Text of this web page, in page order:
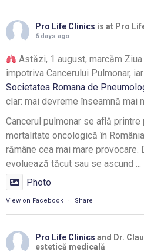
Pro Life Clinics is at Pro
6 days ago
Astăzi, 1 august, marcăm
împotriva Cancerului Pulmonar,
Societatea Romana de
clar: mai devreme înseamnă mai
Cancerul pulmonar se află
mortalitate oncologică în
rămâne cea mai mare provocare.
evoluează tăcut sau se ascund ...
Photo
View on Facebook · Share
Pro Life Clinics and Dr.
estetică medicală